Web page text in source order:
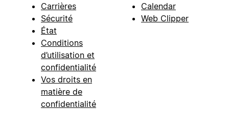
Carrières
Sécurité
État
Conditions
d’utilisation et
confidentialité
Vos droits en
matière de
confidentialité
Calendar
Web Clipper